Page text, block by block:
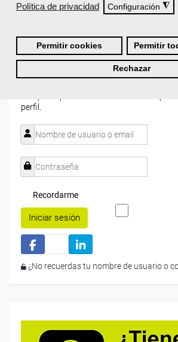
Política de privacidad
Configuración ◮
Permitir cookies Permitir
Rechazar
¡Únete a la Comunidad
disponibles.
Si todavía no tienes cuenta de usuario,
perfil.
Recordarme
Iniciar sesión
¿No recuerdas tu nombre de usuario o